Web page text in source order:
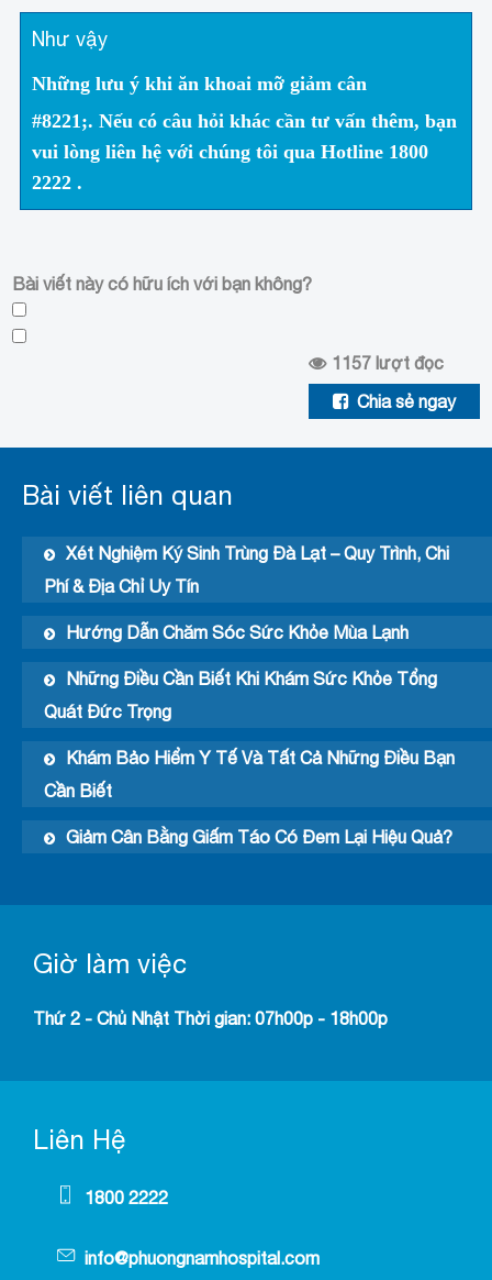
Như vậy
Những lưu ý khi ăn khoai mỡ giảm cân
#8221;. Nếu có câu hỏi khác cần tư vấn thêm, bạn
vui lòng liên hệ với chúng tôi qua Hotline 1800
2222 .
Bài viết này có hữu ích với bạn không?
1157lượt đọc
Chia sẻ ngay
Bài viết liên quan
Xét Nghiệm Ký Sinh Trùng Đà Lạt – Quy Trình, Chi
Phí & Địa Chỉ Uy Tín
Hướng Dẫn Chăm Sóc Sức Khỏe Mùa Lạnh
Những Điều Cần Biết Khi Khám Sức Khỏe Tổng
Quát Đức Trọng
Khám Bảo Hiểm Y Tế Và Tất Cả Những Điều Bạn
Cần Biết
Giảm Cân Bằng Giấm Táo Có Đem Lại Hiệu Quả?
Giờ làm việc
Thứ 2 - Chủ Nhật Thời gian: 07h00p - 18h00p
Liên Hệ
1800 2222
info@phuongnamhospital.com